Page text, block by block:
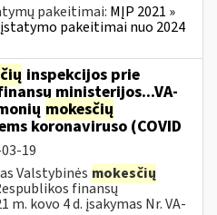
pakeitimai: MĮP 2021 »
pakeitimai nuo 2024
inspekcijos prie
ministerijos...VA-
mokesčių
koronaviruso (COVID
19
Valstybinės mokesčių
finansų
kovo 4 d. įsakymas Nr. VA-